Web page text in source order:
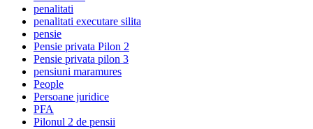
penalitati
penalitati executare silita
pensie
Pensie privata Pilon 2
Pensie privata pilon 3
pensiuni maramures
People
Persoane juridice
PFA
Pilonul 2 de pensii